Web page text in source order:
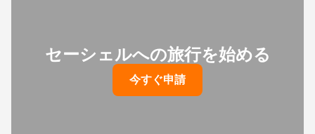
セーシェルへの旅行を始める
今すぐ申請